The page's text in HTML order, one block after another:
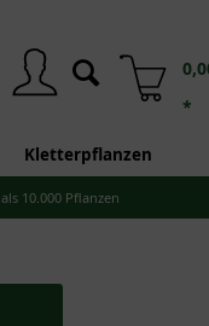
*
Kletterpflanzen
10.000 Pflanzen